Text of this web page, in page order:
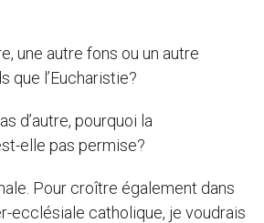
une autre fons ou un autre
que l’Eucharistie?
d’autre, pourquoi la
elle pas permise?
Pour croître également dans
ecclésiale catholique, je voudrais